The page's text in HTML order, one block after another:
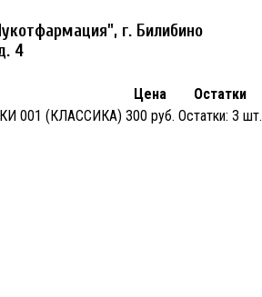
г. Билибино
4
Цена
Остатки
001 (КЛАССИКА) 300 руб. Остатки: 3 шт.